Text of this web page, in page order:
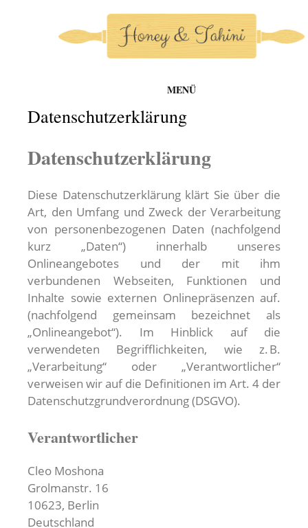
springen
MENÜ
honey-and-tahini
Datenschutzerklärung
Datenschutzerklärung
Diese Datenschutzerklärung klärt Sie über die
Art, den Umfang und Zweck der Verarbeitung
von personenbezogenen Daten (nachfolgend
kurz „Daten“) innerhalb unseres
Onlineangebotes und der mit ihm
verbundenen Webseiten, Funktionen und
Inhalte sowie externen Onlinepräsenzen auf.
(nachfolgend gemeinsam bezeichnet als
„Onlineangebot“). Im Hinblick auf die
verwendeten Begrifflichkeiten, wie z. B.
„Verarbeitung“ oder „Verantwortlicher“
verweisen wir auf die Definitionen im Art. 4 der
Datenschutzgrundverordnung (DSGVO).
Verantwortlicher
Cleo Moshona
Grolmanstr. 16
10623, Berlin
Deutschland